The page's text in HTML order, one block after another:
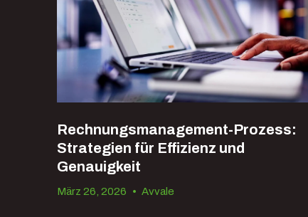
Rechnungsmanagement-Prozess:
Strategien für Effizienz und
Genauigkeit
März 26, 2026 • Avvale